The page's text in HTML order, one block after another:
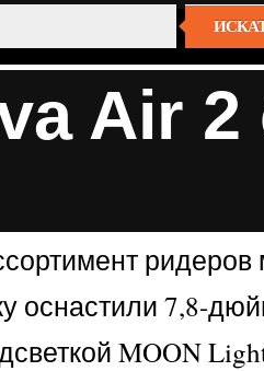
Air
оснастили 7,8-
MOON